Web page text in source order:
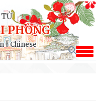
PHÒNG
|Chinese